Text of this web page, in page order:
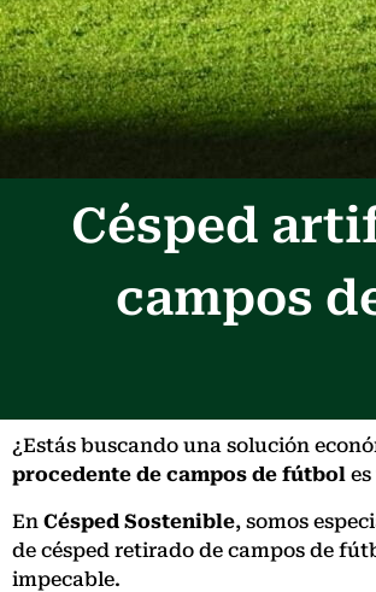
Césped
campos
¿Estás buscando una solución
procedente de campos de fútbol
En Césped Sostenible, somos
de césped retirado de campos de
impecable.